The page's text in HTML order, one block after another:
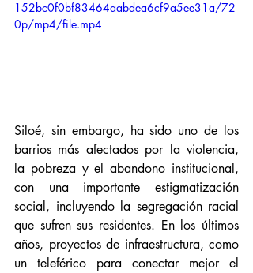
152bc0f0bf83464aabdea6cf9a5ee31a/72
0p/mp4/file.mp4
Siloé, sin embargo, ha sido uno de los
barrios más afectados por la violencia,
la pobreza y el abandono institucional,
con una importante estigmatización
social, incluyendo la segregación racial
que sufren sus residentes. En los últimos
años, proyectos de infraestructura, como
un teleférico para conectar mejor el